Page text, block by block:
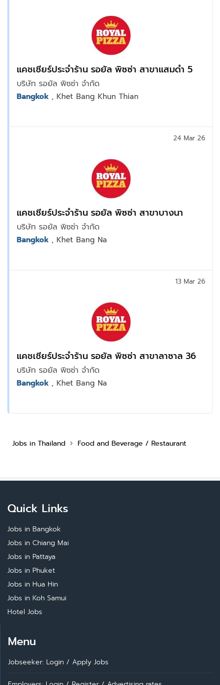
แคชเชียร์ประจำร้าน รอยัล พิซซ่า สาขาแสมดำ 5
บริษัท รอยัล พิซซ่า จำกัด
Bangkok , Khet Bang Khun Thian
แคชเชียร์ประจำร้าน รอยัล พิซซ่า สาขาบางนา
บริษัท รอยัล พิซซ่า จำกัด
24 Mar 26
Bangkok , Khet Bang Na
แคชเชียร์ประจำร้าน รอยัล พิซซ่า สาขาลาซาล 36
บริษัท รอยัล พิซซ่า จำกัด
13 Mar 26
Bangkok , Khet Bang Na
Jobs in Thailand Food and Beverage / Restaurant
Quick Links
Jobs in Bangkok
Jobs in Chiang Mai
Jobs in Pattaya
Jobs in Phuket
Jobs in Hua Hin
Jobs in Koh Samui
Hotel Jobs
Menu
Jobseeker: Login / Apply Jobs